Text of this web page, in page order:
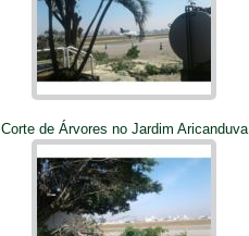
Corte de Árvores no Jardim Aricanduva